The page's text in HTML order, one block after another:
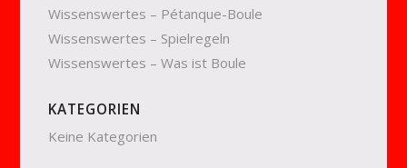
Wissenswertes – Pétanque-Boule
Wissenswertes – Spielregeln
Wissenswertes – Was ist Boule
KATEGORIEN
Keine Kategorien